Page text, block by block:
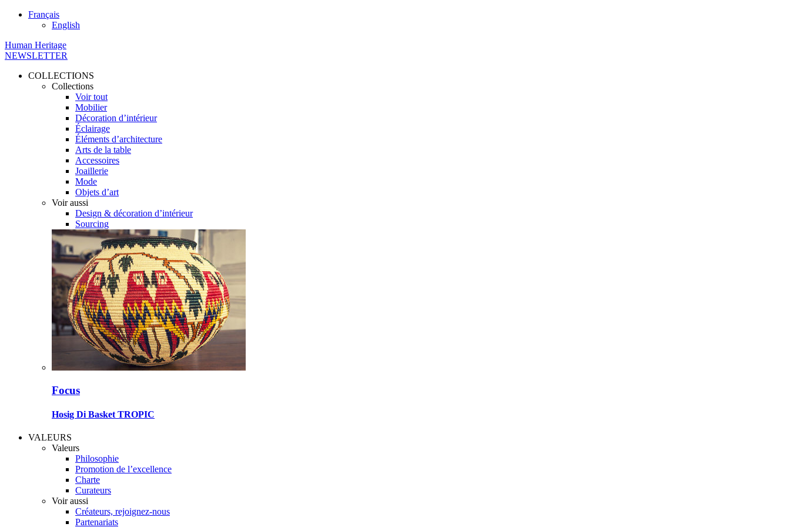
Français
English
Human Heritage
NEWSLETTER
COLLECTIONS
Collections
Voir tout
Mobilier
Décoration d’intérieur
Éclairage
Éléments d’architecture
Arts de la table
Accessoires
Joaillerie
Mode
Objets d’art
Voir aussi
Design & décoration d’intérieur
Sourcing
Focus
Hosig Di Basket TROPIC
VALEURS
Valeurs
Philosophie
Promotion de l’excellence
Charte
Curateurs
Voir aussi
Créateurs, rejoignez-nous
Partenariats